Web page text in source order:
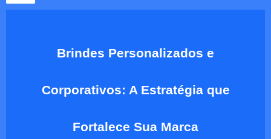
Brindes Personalizados e
Corporativos: A Estratégia que
Fortalece Sua Marca